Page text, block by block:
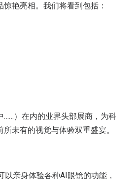
艳亮相。我们将看到包括：
……）在内的业界头部展商，为科
未有的视觉与体验双重盛宴。
以亲身体验各种AI眼镜的功能，